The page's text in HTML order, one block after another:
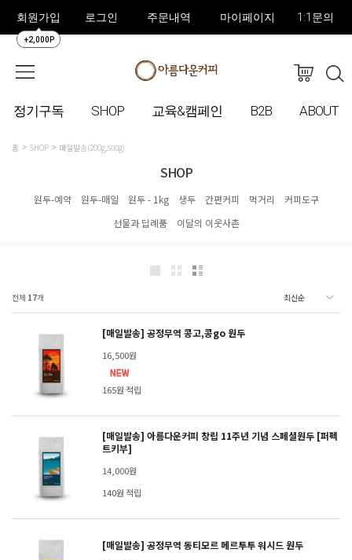
회원가입
+2,000P
로그인 주문내역 마이페이지 1:1문의
정기구독 SHOP 교육&캠페인 B2B ABOUT
홈 SHOP 매일발송(200g,500g)
SHOP
원두-예약 원두-매일 원두 - 1kg 생두 간편커피 먹거리
커피도구
선물과 답례품
이달의 이웃사촌
전체 17개
[매일발송] 공정무역 콩고,콩go 원두
16,500원
165원 적립
[매일발송] 아름다운커피 창립 11주년 기념 스페셜원두 [퍼펙
트키부]
14,000원
140원 적립
[매일발송] 공정무역 동티모르 메르투투 워시드 원두